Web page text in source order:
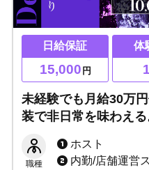
日給保証
15,000 円
体
1
未経験でも月給30万
装で非日常を味わえ
っかくならワクワク
職種
ホスト
内勤/店舗運営